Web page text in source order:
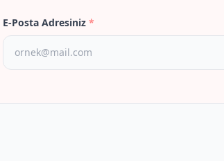
E-Posta Adresiniz *